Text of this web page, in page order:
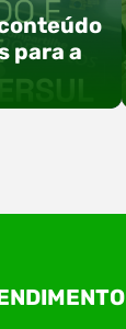
para a
Alto Vale
de agosto